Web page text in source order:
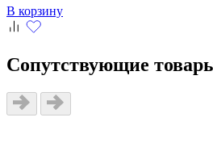
В корзину
Сопутствующие